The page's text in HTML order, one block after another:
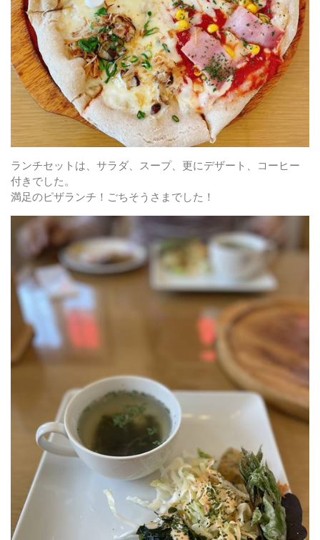
ランチセットは、サラダ、スープ、更にデザート、コーヒー
付きでした。
満足のピザランチ！ごちそうさまでした！